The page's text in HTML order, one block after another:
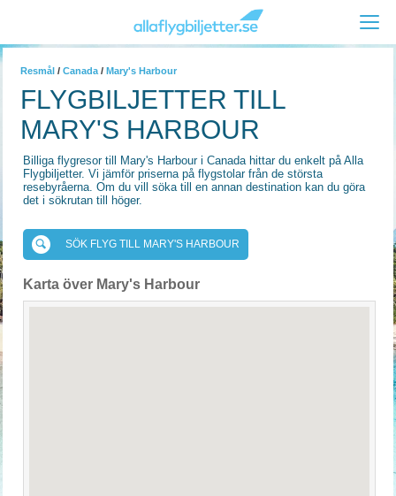
Resmål / Canada / Mary's Harbour
FLYGBILJETTER TILL
MARY'S HARBOUR
Billiga flygresor till Mary's Harbour i Canada hittar du enkelt på Alla
Flygbiljetter. Vi jämför priserna på flygstolar från de största
resebyråerna. Om du vill söka till en annan destination kan du göra
det i sökrutan till höger.
SÖK FLYG TILL MARY'S HARBOUR
Karta över Mary's Harbour